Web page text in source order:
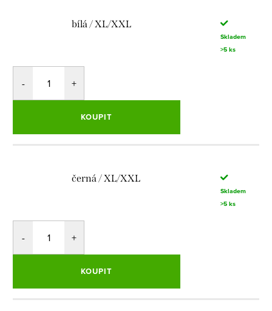
bílá / XL/XXL
Skladem
>5 ks
KOUPIT
černá / XL/XXL
Skladem
>5 ks
KOUPIT